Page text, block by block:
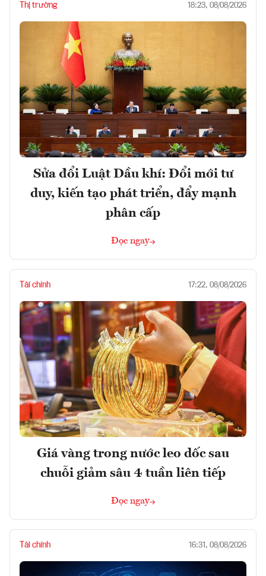
Thị trường 18:23, 08/08/2026
Sửa đổi Luật Dầu khí: Đổi mới tư
duy, kiến tạo phát triển, đẩy mạnh
phân cấp
Đọc ngay
Tài chính 17:22, 08/08/2026
Giá vàng trong nước leo dốc sau
chuỗi giảm sâu 4 tuần liên tiếp
Đọc ngay
Tài chính 16:31, 08/08/2026